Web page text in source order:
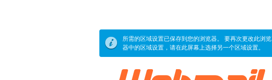
所需的区域设置已保存到您的浏览器。 要再次更改此浏览
器中的区域设置，请在此屏幕上选择另一个区域设置。